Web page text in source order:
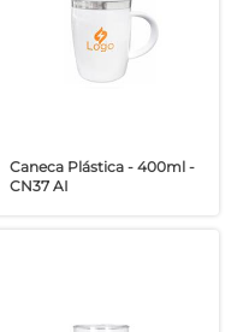
Caneca Plástica - 400ml -
CN37 AI